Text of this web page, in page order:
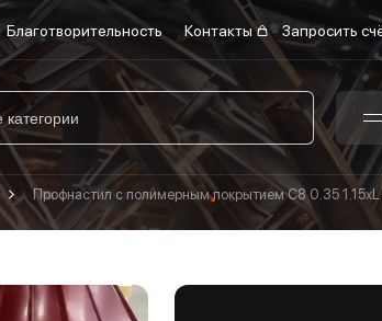
Благотворительность Контакты Запросить
Профнастил с полимерным покрытием С8 0.35